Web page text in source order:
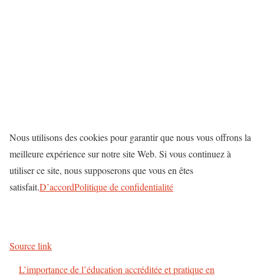
Nous utilisons des cookies pour garantir que nous vous offrons la
meilleure expérience sur notre site Web. Si vous continuez à
utiliser ce site, nous supposerons que vous en êtes
satisfait.D’accordPolitique de confidentialité
Source link
L’importance de l’éducation accréditée et pratique en